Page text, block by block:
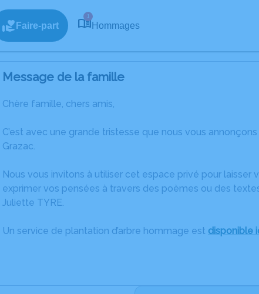
Faire-part
1
Hommages
Message de la famille
Chère famille, chers amis,
C’est avec une grande tristesse que nous vous
Grazac.
Nous vous invitons à utiliser cet espace privé pour
exprimer vos pensées à travers des poèmes ou des
Juliette TYRE.
Un service de plantation d’arbre hommage est disponible